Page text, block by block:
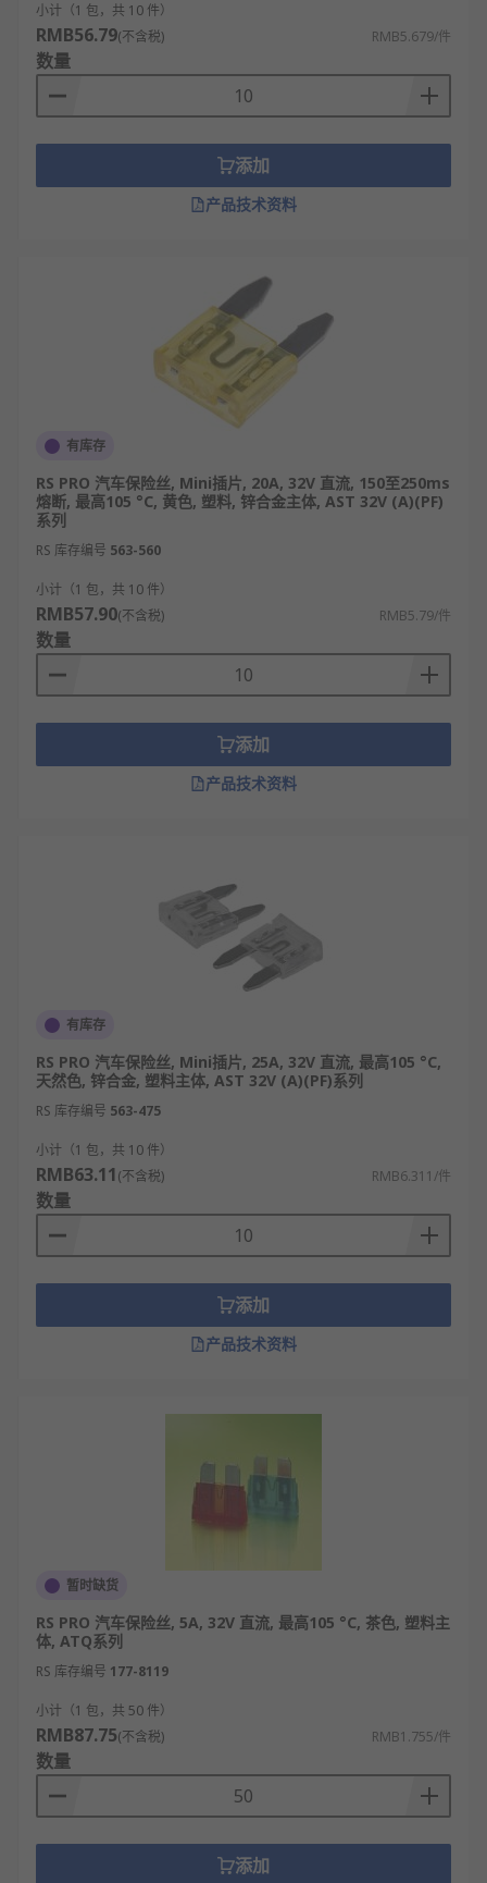
小计（1 包，共 10 件）
RMB56.79(不含税) RMB5.679/件
数量
添加
产品技术资料
有库存
RS PRO 汽车保险丝, Mini插片, 20A, 32V 直流, 150至250ms
熔断, 最高105 °C, 黄色, 塑料, 锌合金主体, AST 32V (A)(PF)
系列
RS 库存编号 563-560
小计（1 包，共 10 件）
RMB57.90(不含税) RMB5.79/件
数量
添加
产品技术资料
有库存
RS PRO 汽车保险丝, Mini插片, 25A, 32V 直流, 最高105 °C,
天然色, 锌合金, 塑料主体, AST 32V (A)(PF)系列
RS 库存编号 563-475
小计（1 包，共 10 件）
RMB63.11(不含税) RMB6.311/件
数量
添加
产品技术资料
暂时缺货
RS PRO 汽车保险丝, 5A, 32V 直流, 最高105 °C, 茶色, 塑料主
体, ATQ系列
RS 库存编号 177-8119
小计（1 包，共 50 件）
RMB87.75(不含税) RMB1.755/件
数量
添加